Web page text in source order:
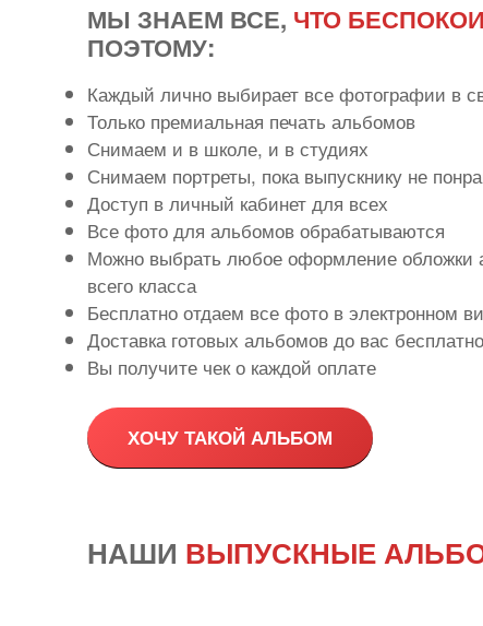
МЫ ЗНАЕМ ВСЕ, ЧТО
ПОЭТОМУ:
Каждый лично выбирает все фотографии в
Только премиальная печать альбомов
Снимаем и в школе, и в студиях
Снимаем портреты, пока выпускнику не
Доступ в личный кабинет для всех
Все фото для альбомов обрабатываются
Можно выбрать любое оформление обложки
всего класса
Бесплатно отдаем все фото в электронном
Доставка готовых альбомов до вас бесплатно
Вы получите чек о каждой оплате
ХОЧУ ТАКОЙ АЛЬБОМ
НАШИ ВЫПУСКНЫЕ